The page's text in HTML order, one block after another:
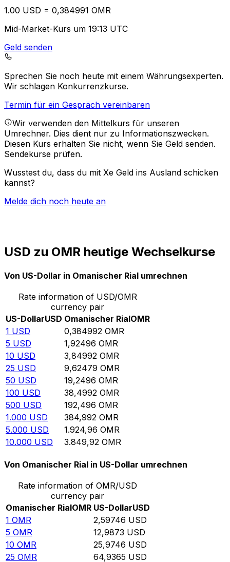
1.00 USD = 0,384991 OMR
Mid-Market-Kurs um 19:13 UTC
Geld senden
Sprechen Sie noch heute mit einem Währungsexperten.
Wir schlagen Konkurrenzkurse.
Termin für ein Gespräch vereinbaren
Wir verwenden den Mittelkurs für unseren
Umrechner. Dies dient nur zu Informationszwecken.
Diesen Kurs erhalten Sie nicht, wenn Sie Geld senden.
Sendekurse prüfen.
Wusstest du, dass du mit Xe Geld ins Ausland schicken
kannst?
Melde dich noch heute an
USD zu OMR heutige Wechselkurse
Von US-Dollar in Omanischer Rial umrechnen
Rate information of USD/OMR
currency pair
US-DollarUSD Omanischer RialOMR
1 USD 0,384992 OMR
5 USD 1,92496 OMR
10 USD 3,84992 OMR
25 USD 9,62479 OMR
50 USD 19,2496 OMR
100 USD 38,4992 OMR
500 USD 192,496 OMR
1.000 USD 384,992 OMR
5.000 USD 1.924,96 OMR
10.000 USD 3.849,92 OMR
Von Omanischer Rial in US-Dollar umrechnen
Rate information of OMR/USD
currency pair
Omanischer RialOMR US-DollarUSD
1 OMR 2,59746 USD
5 OMR 12,9873 USD
10 OMR 25,9746 USD
25 OMR 64,9365 USD